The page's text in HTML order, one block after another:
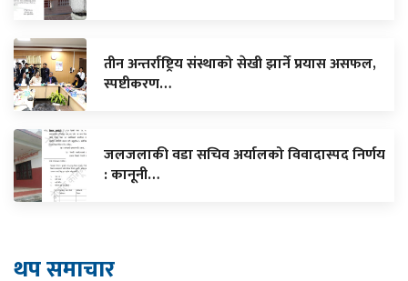
तीन अन्तर्राष्ट्रिय संस्थाको सेखी झार्ने प्रयास असफल,
स्पष्टीकरण…
जलजलाकी वडा सचिव अर्यालको विवादास्पद निर्णय
: कानूनी…
थप समाचार